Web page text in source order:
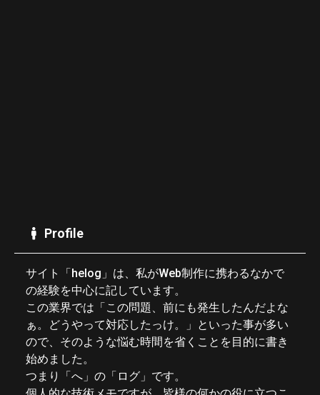
Profile
サイト「helog」は、私がWeb制作に携わるなかで
の経験を中心に記しています。
この業界では「この問題、前にも発生したんだよな
ぁ。どうやって対応したっけ。」といった事が多い
ので、そのような悩む時間を省くことを目的に書き
始めました。
つまり「へ」の「ログ」です。